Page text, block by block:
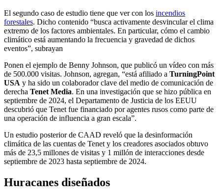
El segundo caso de estudio tiene que ver con los incendios
forestales. Dicho contenido “busca activamente desvincular el clima
extremo de los factores ambientales. En particular, cómo el cambio
climático está aumentando la frecuencia y gravedad de dichos
eventos”, subrayan
Ponen el ejemplo de Benny Johnson, que publicó un vídeo con más
de 500.000 visitas. Johnson, agregan, “está afiliado a TurningPoint
USA y ha sido un colaborador clave del medio de comunicación de
derecha Tenet Media. En una investigación que se hizo pública en
septiembre de 2024, el Departamento de Justicia de los EEUU
descubrió que Tenet fue financiado por agentes rusos como parte de
una operación de influencia a gran escala”.
Un estudio posterior de CAAD reveló que la desinformación
climática de las cuentas de Tenet y los creadores asociados obtuvo
más de 23,5 millones de visitas y 1 millón de interacciones desde
septiembre de 2023 hasta septiembre de 2024.
Huracanes diseñados